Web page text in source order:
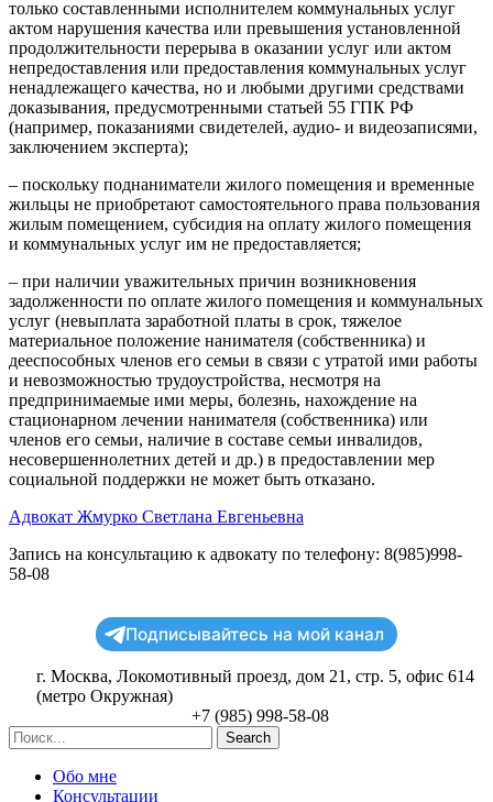
только составленными исполнителем коммунальных услуг
актом нарушения качества или превышения установленной
продолжительности перерыва в оказании услуг или актом
непредоставления или предоставления коммунальных услуг
ненадлежащего качества, но и любыми другими средствами
доказывания, предусмотренными статьей 55 ГПК РФ
(например, показаниями свидетелей, аудио- и видеозаписями,
заключением эксперта);
– поскольку поднаниматели жилого помещения и временные
жильцы не приобретают самостоятельного права пользования
жилым помещением, субсидия на оплату жилого помещения
и коммунальных услуг им не предоставляется;
– при наличии уважительных причин возникновения
задолженности по оплате жилого помещения и коммунальных
услуг (невыплата заработной платы в срок, тяжелое
материальное положение нанимателя (собственника) и
дееспособных членов его семьи в связи с утратой ими работы
и невозможностью трудоустройства, несмотря на
предпринимаемые ими меры, болезнь, нахождение на
стационарном лечении нанимателя (собственника) или
членов его семьи, наличие в составе семьи инвалидов,
несовершеннолетних детей и др.) в предоставлении мер
социальной поддержки не может быть отказано.
Адвокат Жмурко Светлана Евгеньевна
Запись на консультацию к адвокату по телефону: 8(985)998-
58-08
Подписывайтесь на мой канал
г. Москва, Локомотивный проезд, дом 21, стр. 5, офис 614
(метро Окружная)
+7 (985) 998-58-08
Search
Обо мне
Консультации